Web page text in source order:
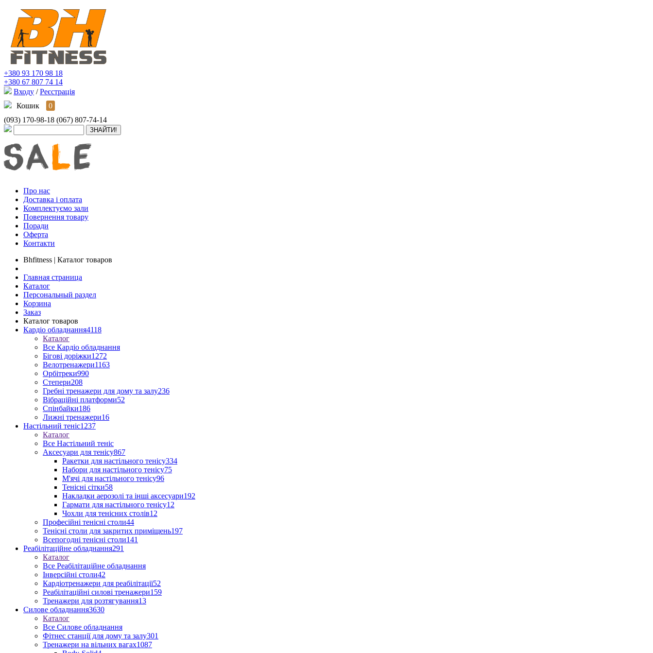
+380 93 170 98 18
+380 67 807 74 14
Входу / Реєстрація
Кошик
0
(093) 170-98-18 (067) 807-74-14
Про нас
Доставка і оплата
Комплектуємо зали
Повернення товару
Поради
Оферта
Контакти
Bhfitness | Каталог товаров
Главная страница
Каталог
Персональный раздел
Корзина
Заказ
Каталог товаров
Кардіо обладнання4118
Каталог
Все Кардіо обладнання
Бігові доріжки1272
Велотренажери1163
Орбітреки990
Степери208
Гребні тренажери для дому та залу236
Вібраційні платформи52
Спінбайки186
Лижні тренажери16
Настільний теніс1237
Каталог
Все Настільний теніс
Аксесуари для тенісу867
Ракетки для настільного тенісу334
Набори для настільного тенісу75
М'ячі для настільного тенісу96
Тенісні сітки58
Накладки аерозолі та інші аксесуари192
Гармати для настільного тенісу12
Чохли для тенісних столів12
Професійні тенісні столи44
Тенісні столи для закритих приміщень197
Всепогодні тенісні столи141
Реабілітаційне обладнання291
Каталог
Все Реабілітаційне обладнання
Інверсійні столи42
Кардіотренажери для реабілітації52
Реабілітаційні силові тренажери159
Тренажери для розтягування13
Силове обладнання3630
Каталог
Все Силове обладнання
Фітнес станції для дому та залу301
Тренажери на вільних вагах1087